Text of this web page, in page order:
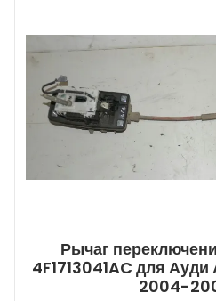
Рычаг
4F1713041AC для
2004-